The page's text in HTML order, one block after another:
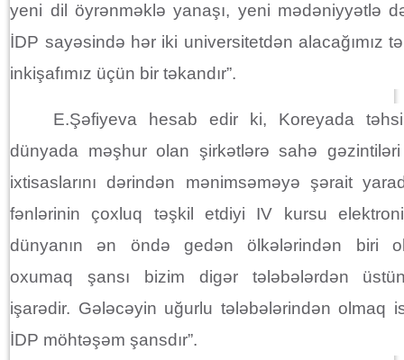
yeni dil öyrənməklə yanaşı, yeni mədəniyyətlə
İDP sayəsində hər iki universitetdən alacağımız
inkişafımız üçün bir təkandır”.
E.Şəfiyeva hesab edir ki, Koreyada
dünyada məşhur olan şirkətlərə sahə
ixtisaslarını dərindən mənimsəməyə şərait
fənlərinin çoxluq təşkil etdiyi IV kursu
dünyanın ən öndə gedən ölkələrindən biri
oxumaq şansı bizim digər tələbələrdən üstün
işarədir. Gələcəyin uğurlu tələbələrindən olmaq
İDP möhtəşəm şansdır”.